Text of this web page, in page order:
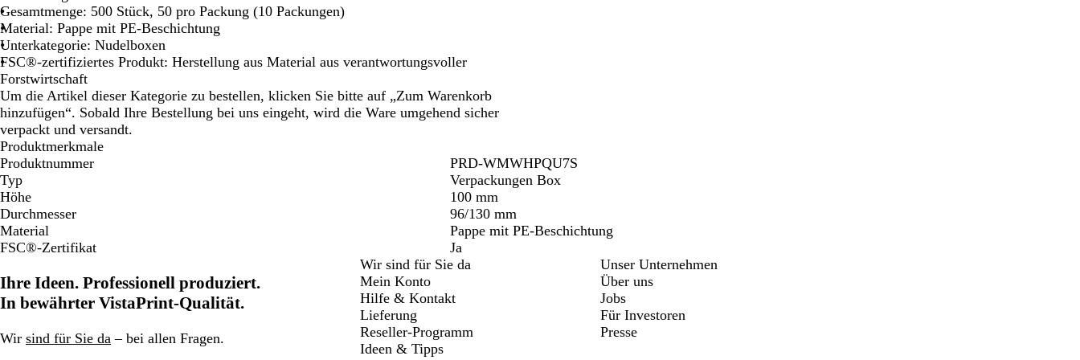
Gesamtmenge: 500 Stück, 50 pro Packung (10 Packungen)
Material: Pappe mit PE-Beschichtung
Unterkategorie: Nudelboxen
FSC®-zertifiziertes Produkt: Herstellung aus Material aus verantwortungsvoller
Forstwirtschaft
Um die Artikel dieser Kategorie zu bestellen, klicken Sie bitte auf „Zum Warenkorb
hinzufügen“. Sobald Ihre Bestellung bei uns eingeht, wird die Ware umgehend sicher
verpackt und versandt.
Produktmerkmale
Produktnummer
PRD-WMWHPQU7S
Typ
Verpackungen Box
Höhe
100 mm
Durchmesser
96/130 mm
Material
Pappe mit PE-Beschichtung
FSC®-Zertifikat
Ja
Ihre Ideen. Professionell produziert.
In bewährter VistaPrint-Qualität.
Wir sind für Sie da – bei allen Fragen.
Wir sind für Sie da
Mein Konto
Hilfe & Kontakt
Lieferung
Reseller-Programm
Ideen & Tipps
Unser Unternehmen
Über uns
Jobs
Für Investoren
Presse